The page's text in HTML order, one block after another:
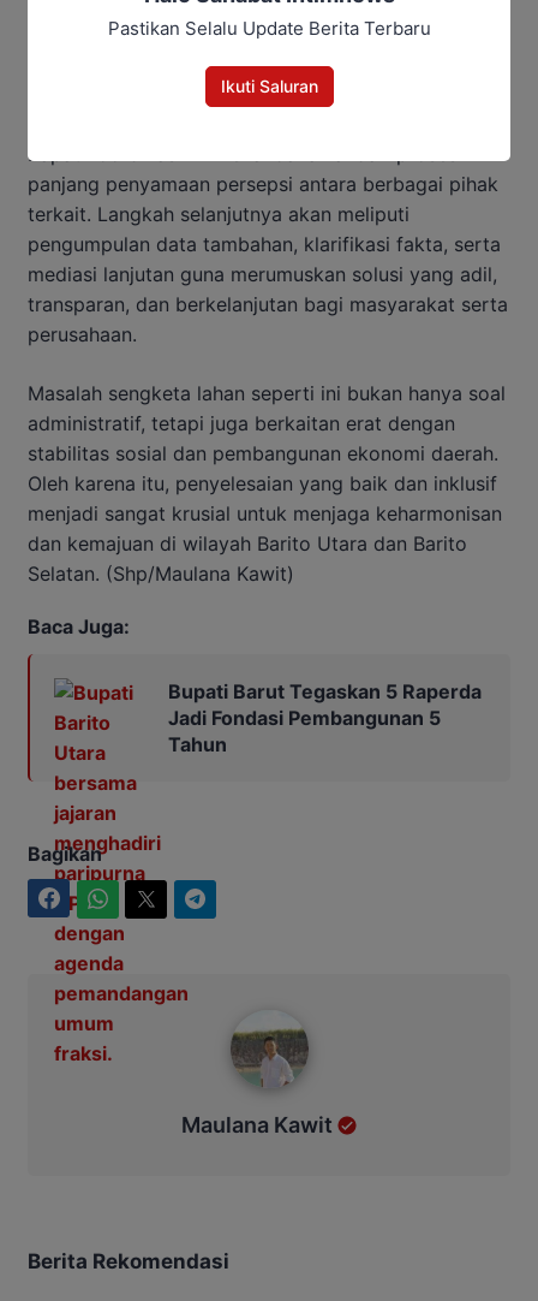
Rapat koordinasi ini menandai awal dari proses
panjang penyamaan persepsi antara berbagai pihak
terkait. Langkah selanjutnya akan meliputi
pengumpulan data tambahan, klarifikasi fakta, serta
mediasi lanjutan guna merumuskan solusi yang adil,
transparan, dan berkelanjutan bagi masyarakat serta
perusahaan.
Masalah sengketa lahan seperti ini bukan hanya soal
administratif, tetapi juga berkaitan erat dengan
stabilitas sosial dan pembangunan ekonomi daerah.
Oleh karena itu, penyelesaian yang baik dan inklusif
menjadi sangat krusial untuk menjaga keharmonisan
dan kemajuan di wilayah Barito Utara dan Barito
Selatan. (Shp/Maulana Kawit)
Baca Juga:
Bupati Barut Tegaskan 5 Raperda
Jadi Fondasi Pembangunan 5
Tahun
Bagikan
Maulana Kawit
Berita Rekomendasi
Pastikan Selalu Update Berita Terbaru
Ikuti Saluran